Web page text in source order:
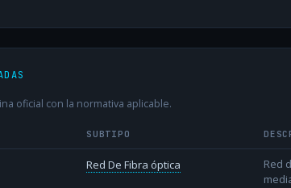
oficial con la normativa aplicable.
SUBTIPO
Red De Fibra óptica
Red